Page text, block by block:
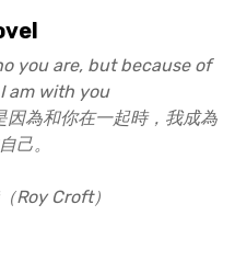
you are, but because of
am with you
為和你在一起時，我成為
己。
Roy Croft）